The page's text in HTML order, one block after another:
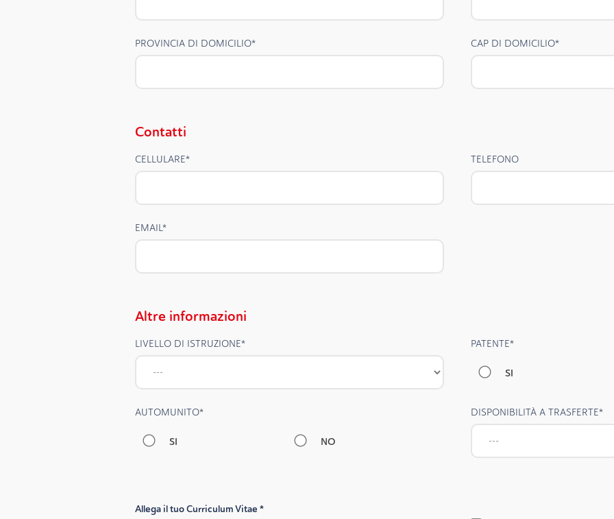
PROVINCIA DI DOMICILIO* CAP DI DOMICILIO*
Contatti
CELLULARE* TELEFONO
EMAIL*
Altre informazioni
LIVELLO DI ISTRUZIONE* PATENTE*
SI
AUTOMUNITO*
SI NO
DISPONIBILITÀ A TRASFERTE*
Allega il tuo Curriculum Vitae *